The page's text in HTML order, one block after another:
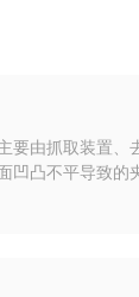
要由抓取装置
凸不平导致
约的魔芋高